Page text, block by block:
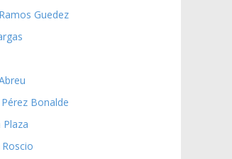
Guedez
Bonalde
Plaza